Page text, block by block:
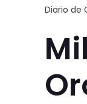
Diario de